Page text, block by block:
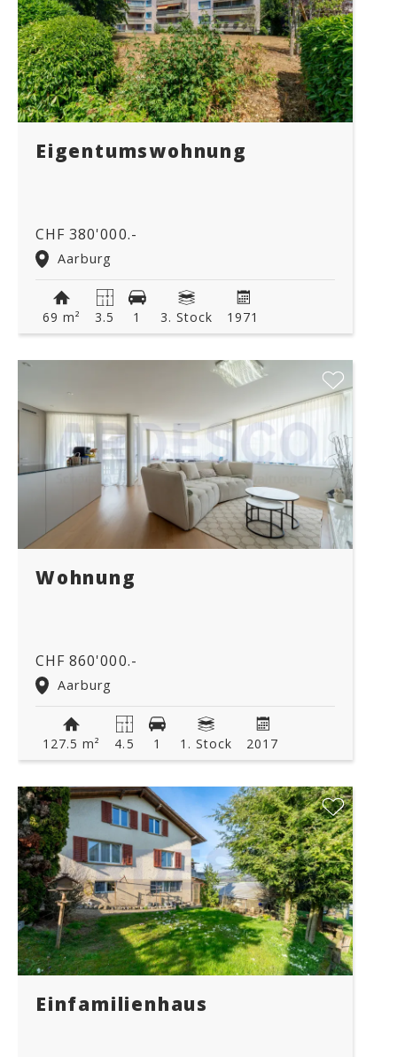
Eigentumswohnung
CHF 380'000.-
Aarburg
69 m² 3.5 1 3. Stock 1971
Wohnung
CHF 860'000.-
Aarburg
127.5 m² 4.5 1 1. Stock 2017
Einfamilienhaus